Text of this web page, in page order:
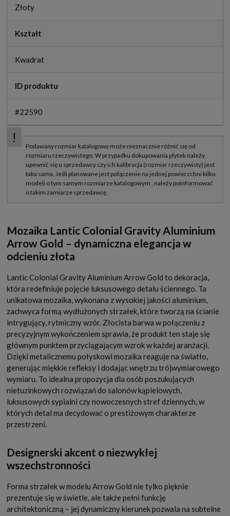
Złoty
Kształt
Kwadrat
ID produktu
#22590
Mozaika Lantic Colonial Gravity Aluminium
Arrow Gold – dynamiczna elegancja w
odcieniu złota
Lantic Colonial Gravity Aluminium Arrow Gold to dekoracja,
która redefiniuje pojęcie luksusowego detalu ściennego. Ta
unikatowa mozaika, wykonana z wysokiej jakości aluminium,
zachwyca formą wydłużonych strzałek, które tworzą na ścianie
intrygujący, rytmiczny wzór. Złocista barwa w połączeniu z
precyzyjnym wykończeniem sprawia, że produkt ten staje się
głównym punktem przyciągającym wzrok w każdej aranżacji.
Dzięki metalicznemu połyskowi mozaika reaguje na światło,
generując miękkie refleksy i dodając wnętrzu trójwymiarowego
wymiaru. To idealna propozycja dla osób poszukujących
nietuzinkowych rozwiązań do salonów kąpielowych,
luksusowych sypialni czy nowoczesnych stref dziennych, w
których detal ma decydować o prestiżowym charakterze
przestrzeni.
Designerski akcent o niezwykłej
wszechstronności
Forma strzałek w modelu Arrow Gold nie tylko pięknie
prezentuje się w świetle, ale także pełni funkcję
architektoniczną – jej dynamiczny kierunek pozwala na subtelne